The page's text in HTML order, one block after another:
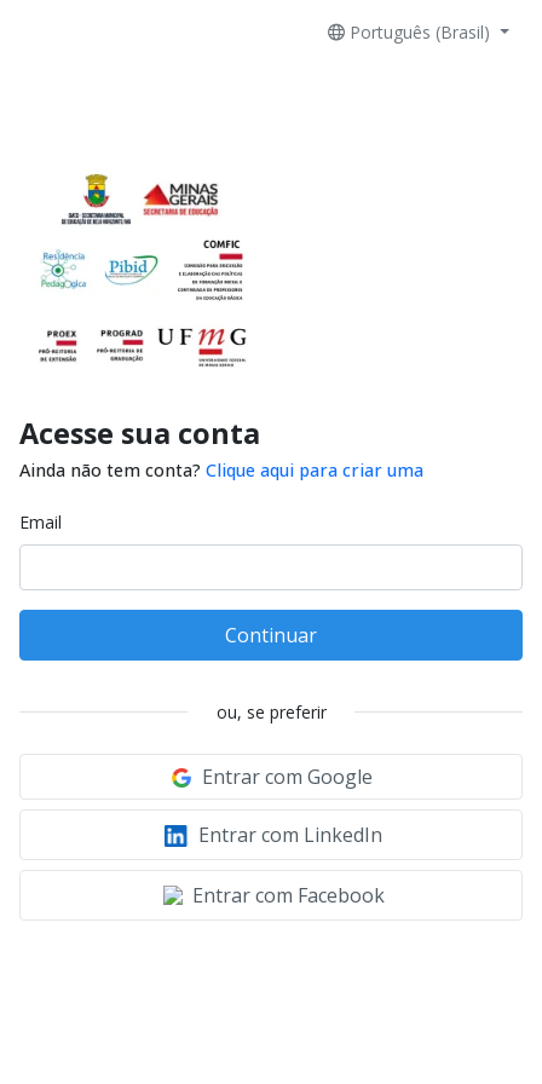
Português (Brasil)
Acesse sua conta
Ainda não tem conta? Clique aqui para criar uma
Email
Continuar
ou, se preferir
Entrar com Google
Entrar com LinkedIn
Entrar com Facebook